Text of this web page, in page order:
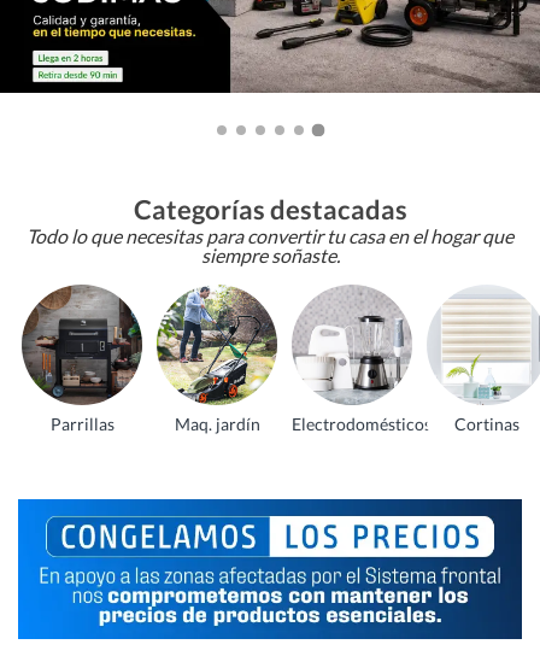
Categorías destacadas
Todo lo que necesitas para convertir tu casa en el hogar que
siempre soñaste.
Parrillas Maq. jardín Electrodomésticos Cortinas